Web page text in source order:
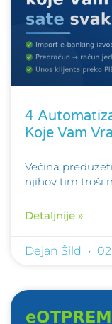
4
Koje Vam
Većina
njihov tim troši
Detaljnije »
Dejan Šild